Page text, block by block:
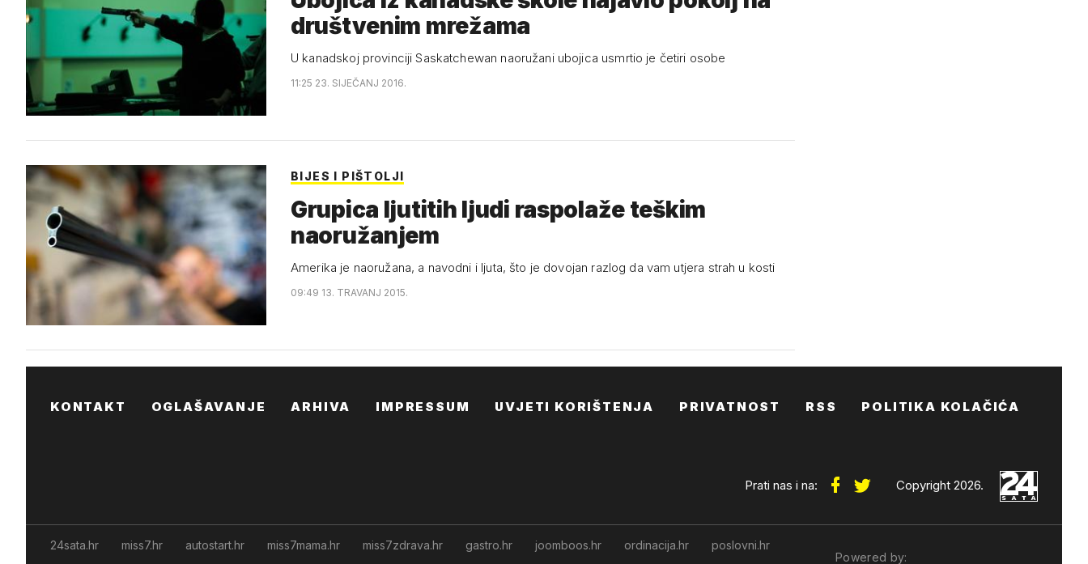
društvenim mrežama
U kanadskoj provinciji Saskatchewan naoružani ubojica usmrtio je četiri osobe
11:25 23. SIJEČANJ 2016.
BIJES I PIŠTOLJI
Grupica ljutitih ljudi raspolaže teškim
naoružanjem
Amerika je naoružana, a navodni i ljuta, što je dovojan razlog da vam utjera strah u kosti
09:49 13. TRAVANJ 2015.
KONTAKT OGLAŠAVANJE ARHIVA IMPRESSUM UVJETI KORIŠTENJA PRIVATNOST RSS POLITIKA KOLAČIĆA
Prati nas i na: Copyright 2026.
24sata.hr miss7.hr autostart.hr miss7mama.hr miss7zdrava.hr gastro.hr joomboos.hr ordinacija.hr
poslovni.hr
Powered by: